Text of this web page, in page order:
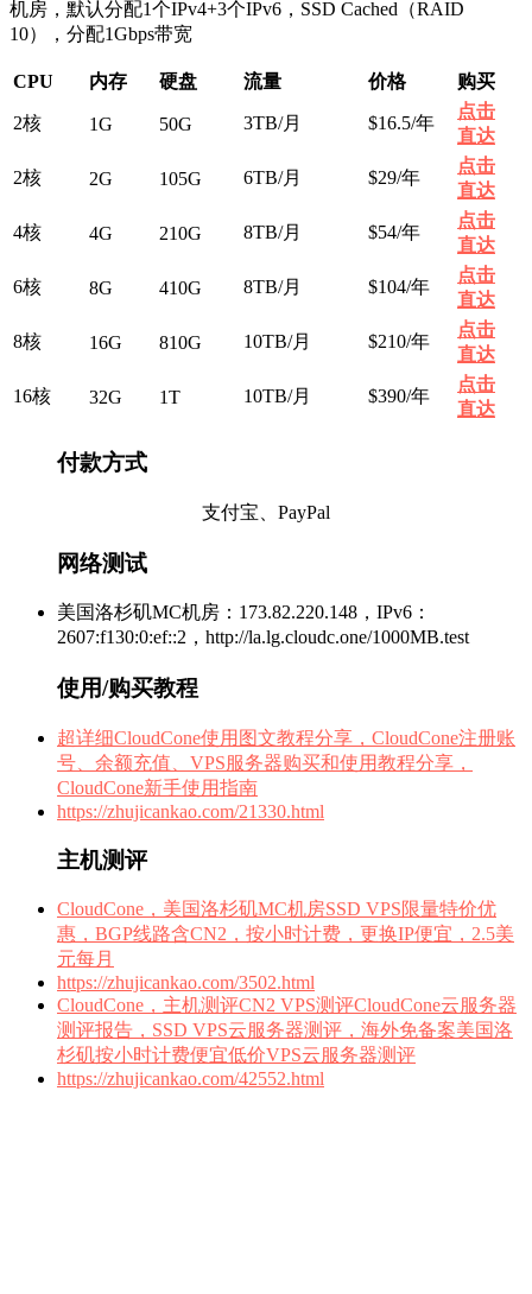
机房，默认分配1个IPv4+3个IPv6，SSD Cached（RAID
10），分配1Gbps带宽
CPU 内存 硬盘 流量 价格 购买
2核 1G 50G 3TB/月 $16.5/年
点击
直达
2核 2G 105G 6TB/月 $29/年
点击
直达
4核 4G 210G 8TB/月 $54/年
点击
直达
6核 8G 410G 8TB/月 $104/年
点击
直达
8核 16G 810G 10TB/月 $210/年
点击
直达
16核 32G 1T 10TB/月 $390/年
点击
直达
付款方式
支付宝、PayPal
网络测试
美国洛杉矶MC机房：173.82.220.148，IPv6：
2607:f130:0:ef::2，http://la.lg.cloudc.one/1000MB.test
使用/购买教程
超详细CloudCone使用图文教程分享，CloudCone注册账
号、余额充值、VPS服务器购买和使用教程分享，
CloudCone新手使用指南
https://zhujicankao.com/21330.html
主机测评
CloudCone，美国洛杉矶MC机房SSD VPS限量特价优
惠，BGP线路含CN2，按小时计费，更换IP便宜，2.5美
元每月
https://zhujicankao.com/3502.html
CloudCone，主机测评CN2 VPS测评CloudCone云服务器
测评报告，SSD VPS云服务器测评，海外免备案美国洛
杉矶按小时计费便宜低价VPS云服务器测评
https://zhujicankao.com/42552.html